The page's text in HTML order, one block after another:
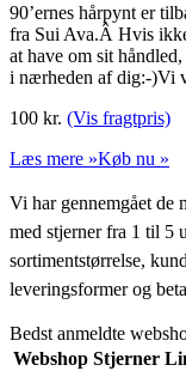
90’ernes hårpynt er
fra Sui Ava.Â Hvis
at have om sit
i nærheden af dig:-)Vi
100 kr. (Vis fragtpris)
Læs mere »Køb nu »
Vi har gennemgået de
med stjerner fra 1 til 5
sortimentstørrelse,
leveringsformer og
Bedst anmeldte
Webshop Stjerner